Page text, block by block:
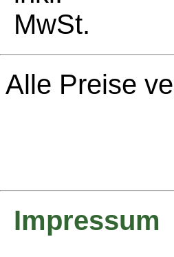
MwSt.
Alle Preise
Impressum